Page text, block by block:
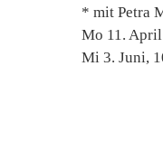
* mit Petra
Mo 11.
Mi 3. Juni,